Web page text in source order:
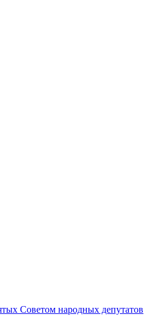
Советом народных депутатов